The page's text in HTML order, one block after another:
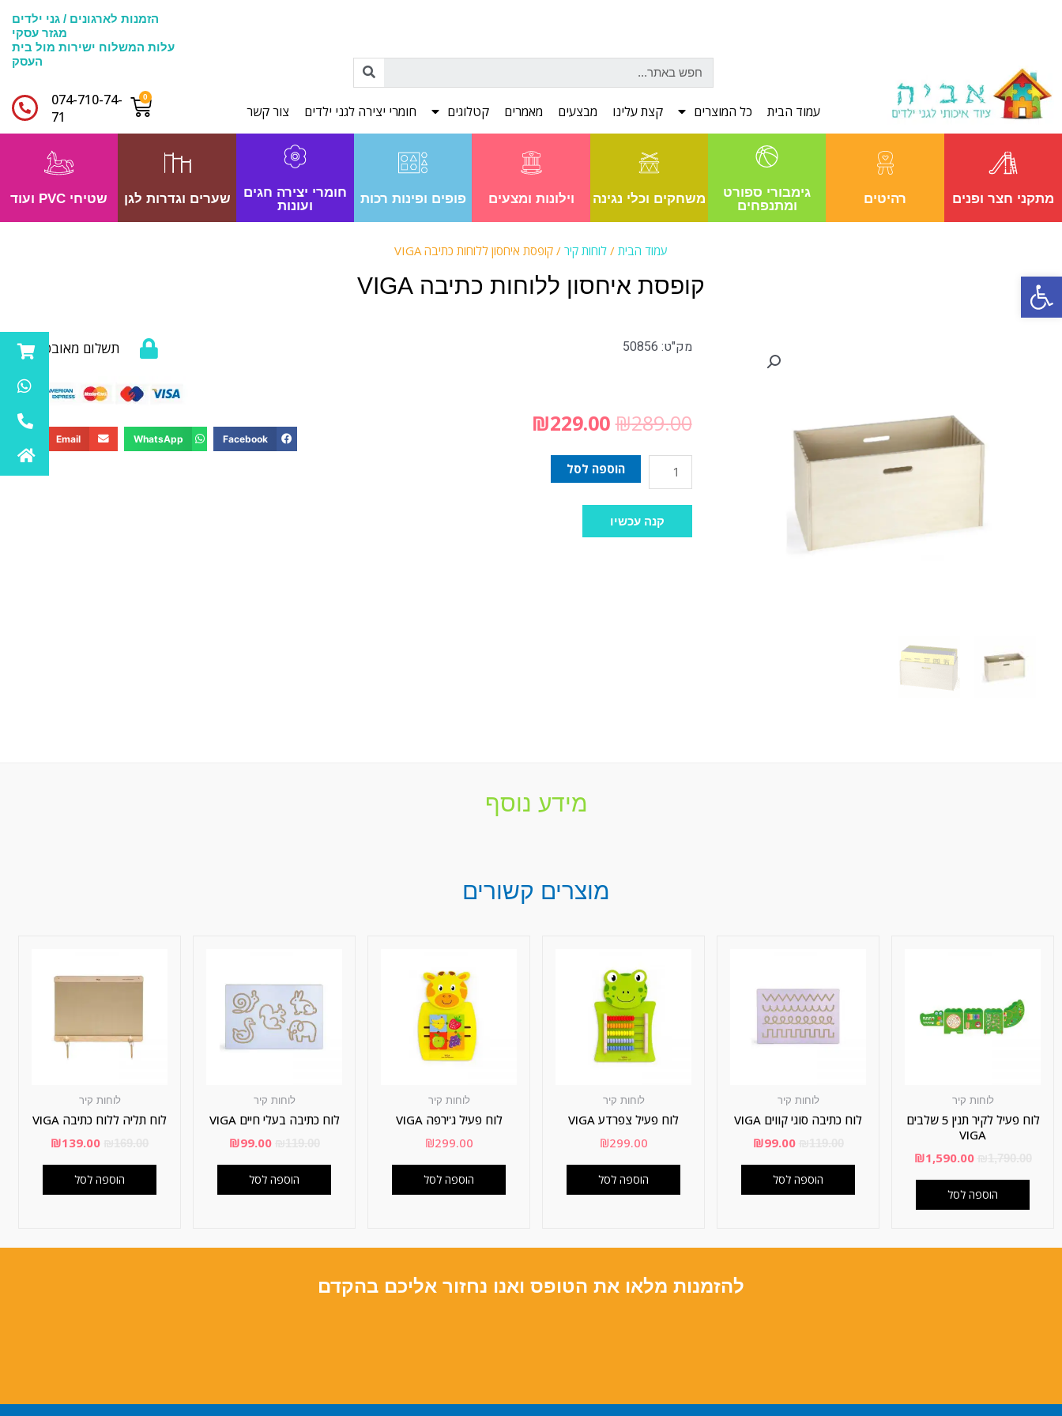
פתח סרגל נגישות
עמוד הבית כל המוצרים קצת עלינו מבצעים מאמרים קטלוגים חומרי יצירה לגני ילדים צור קשר
הזמנות לארגונים / גני ילדים
מגזר עסקי
עלות המשלוח ישירות מול בית
העסק
074-710-74-
71​
מתקני חצר ופנים רהיטים
גימבורי ספורט
ומתנפחים
משחקים וכלי נגינה וילונות ומצעים פופים ופינות רכות
חומרי יצירה חגים
ועונות
שערים וגדרות לגן שטיחי PVC ועוד
עמוד הבית / לוחות קיר / קופסת איחסון ללוחות כתיבה VIGA
קופסת איחסון ללוחות כתיבה VIGA
מק"ט: 50856
₪289.00
₪229.00
הוספה לסל
קנה עכשיו
תשלום מאובטח
Facebook
WhatsApp
Email
מידע נוסף
מוצרים קשורים
לוחות קיר
לוח פעיל לקיר תנין 5 שלבים
VIGA
₪1,590.00
הוספה לסל
לוחות קיר
לוח פעיל צפרדע VIGA
₪299.00
הוספה לסל
לוחות קיר
לוח פעיל ג'ירפה VIGA
₪299.00
הוספה לסל
לוחות קיר
לוח תליה ללוח כתיבה VIGA
₪139.00
הוספה לסל
לוחות קיר
לוח כתיבה סוגי קווים VIGA
₪99.00
הוספה לסל
לוחות קיר
לוח כתיבה בעלי חיים VIGA
₪99.00
הוספה לסל
להזמנות מלאו את הטופס ואנו נחזור אליכם בהקדם